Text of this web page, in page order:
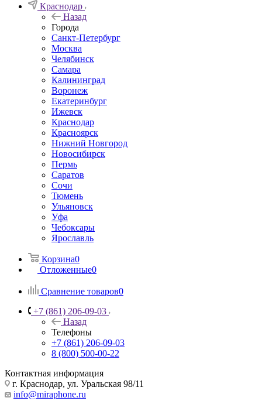
Краснодар
Назад
Города
Санкт-Петербург
Москва
Челябинск
Самара
Калининград
Воронеж
Екатеринбург
Ижевск
Краснодар
Красноярск
Нижний Новгород
Новосибирск
Пермь
Саратов
Сочи
Тюмень
Ульяновск
Уфа
Чебоксары
Ярославль
Корзина0
Отложенные0
Сравнение товаров0
+7 (861) 206-09-03
Назад
Телефоны
+7 (861) 206-09-03
8 (800) 500-00-22
Контактная информация
г. Краснодар, ул. Уральская 98/11
info@miraphone.ru